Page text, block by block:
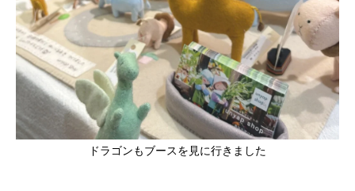
ドラゴンもブースを見に行きました